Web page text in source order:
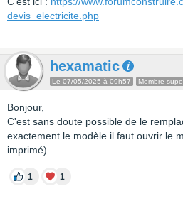
devis_electricite.php
hexamatic
Le 07/05/2025 à 09h57 Membre
Bonjour,
C'est sans doute possible de le
exactement le modèle il faut ouvrir le
imprimé)
1 1